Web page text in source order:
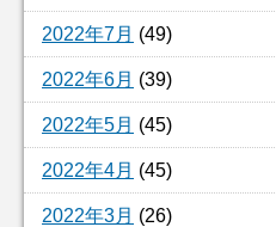
2022年7月 (49)
2022年6月 (39)
2022年5月 (45)
2022年4月 (45)
2022年3月 (26)